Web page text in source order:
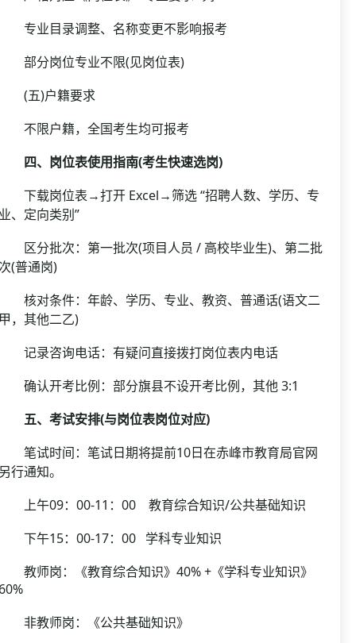
业目录调整、名称变更不影响报考
分岗位专业不限(见岗位表)
五)户籍要求
限户籍，全国考生均可报考
、岗位表使用指南(考生快速选岗)
载岗位表→打开 Excel→筛选 “招聘人数、学历、专
、定向类别”
分批次：第一批次(项目人员 / 高校毕业生)、第二批
(普通岗)
对条件：年龄、学历、专业、教资、普通话(语文二
，其他二乙)
录咨询电话：有疑问直接拨打岗位表内电话
认开考比例：部分旗县不设开考比例，其他 3:1
、考试安排(与岗位表岗位对应)
试时间：笔试日期将提前10日在赤峰市教育局官网
行通知。
午09：00-11：00 教育综合知识/公共基础知识
午15：00-17：00 学科专业知识
师岗：《教育综合知识》40% +《学科专业知识》
教师岗：《公共基础知识》